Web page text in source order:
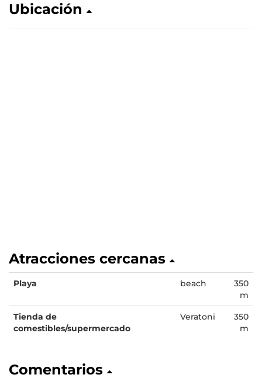
Ubicación
Atracciones cercanas
Playa beach
350
m
Tienda de
comestibles/supermercado
Veratoni
350
m
Comentarios